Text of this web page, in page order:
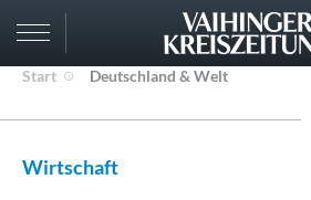
Start Deutschland & Welt
Wirtschaft